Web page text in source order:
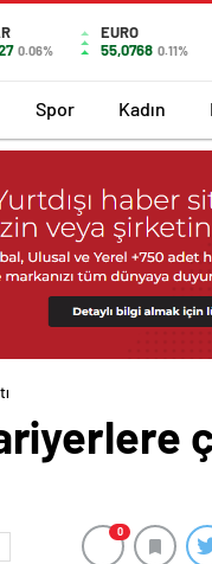
0.06%
EURO
55,0768 0.11%
Spor Kadın
0